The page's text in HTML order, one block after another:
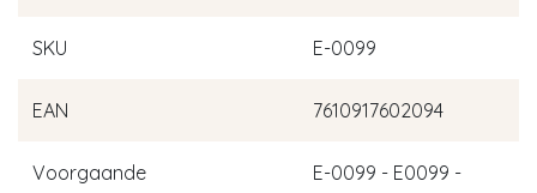
SKU E-0099
EAN 7610917602094
Voorgaande
E-0099 - E0099 -